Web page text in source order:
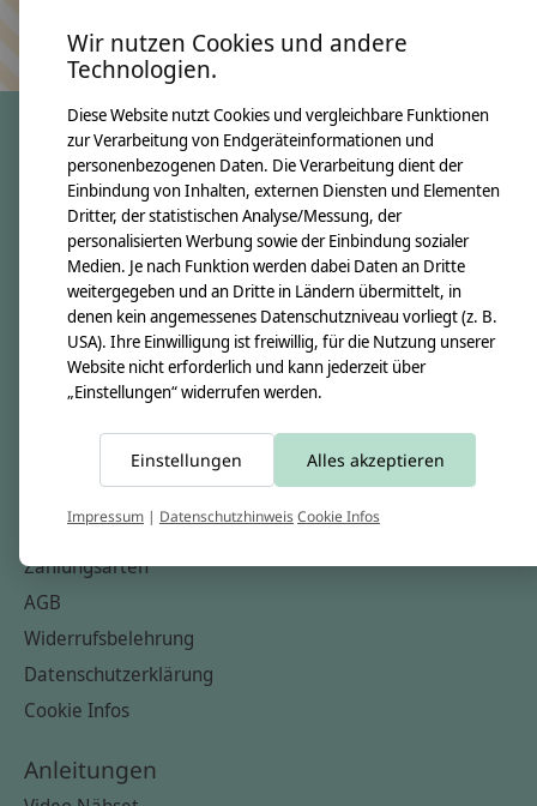
crêpes suzette
Über uns
Unsere Creppies
Nähkästchen
Unsere Stoffe
Impressum
Versandkosten & Rücksendungen
Zahlungsarten
AGB
Widerrufsbelehrung
Datenschutzerklärung
Cookie Infos
Anleitungen
Wir nutzen Cookies und andere
Technologien.
Diese Website nutzt Cookies und vergleichbare Funktionen
zur Verarbeitung von Endgeräteinformationen und
personenbezogenen Daten. Die Verarbeitung dient der
Einbindung von Inhalten, externen Diensten und Elementen
Dritter, der statistischen Analyse/Messung, der
personalisierten Werbung sowie der Einbindung sozialer
Medien. Je nach Funktion werden dabei Daten an Dritte
weitergegeben und an Dritte in Ländern übermittelt, in
denen kein angemessenes Datenschutzniveau vorliegt (z. B.
USA). Ihre Einwilligung ist freiwillig, für die Nutzung unserer
Website nicht erforderlich und kann jederzeit über
„Einstellungen“ widerrufen werden.
Einstellungen Alles akzeptieren
Impressum | DatenschutzhinweisCookie Infos